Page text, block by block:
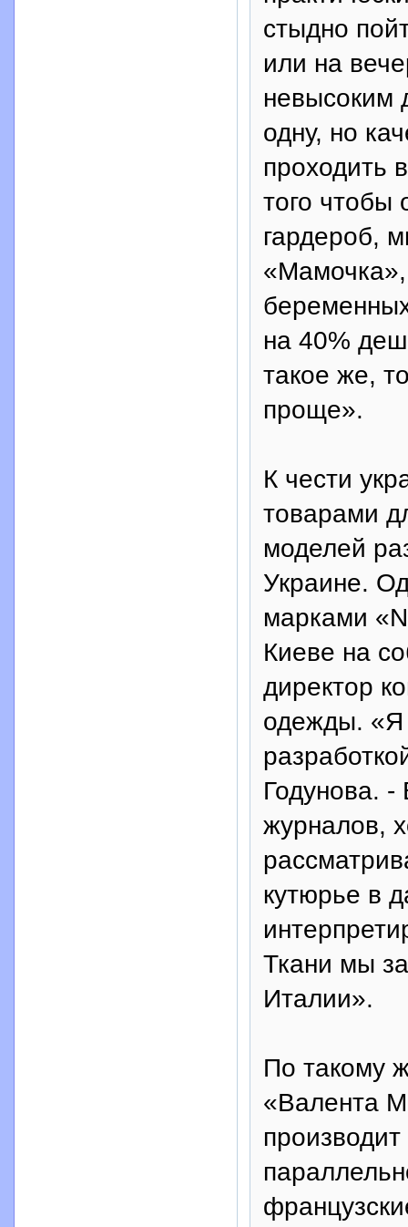
стыдно
или на
невысоким
одну, но
проходить
того чтобы
гардероб,
на 40%
такое же,
проще».
К чести
товарами
моделей
Украине.
марками
Киеве на
директор
одежды. «Я
Годунова.
журналов,
кутюрье в
Ткани мы
Италии».
По такому
«Валента